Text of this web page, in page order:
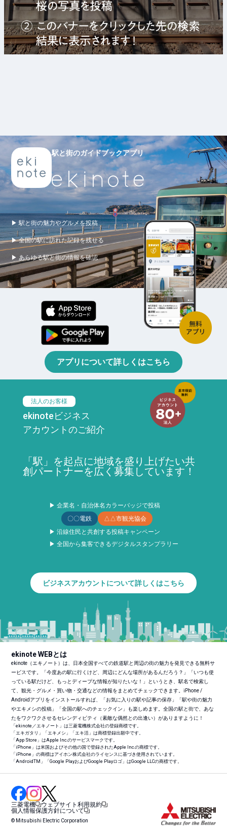
駅と街のガイドブックアプリ
▶ 駅と街の魅力やグルメを投稿
▶ 全国の駅に訪れた記録を残せる
▶ あらゆる駅と街の情報を確認
アプリについて詳しくはこちら
法人のお客様
ekinoteビジネス
アカウントのご紹介
「駅」を起点に地域を盛り上げたい共
創パートナーを広く募集しています！
▶ 企業名・自治体名カラーバッジで投稿
〇〇電鉄
△△市観光協会
▶ 沿線住民と共創する投稿キャンペーン
▶ 全国から集客できるデジタルスタンプラリー
ビジネスアカウントについて詳しくはこちら
ekinote WEBとは
ekinote（エキノート）は、日本全国すべての鉄道駅と周辺の街の魅力を発見できる無料サ
ービスです。「今度あの駅に行くけど、周辺にどんな場所があるんだろう？」「いつも使
っている駅だけど、もっとディープな情報が知りたいな！」というとき、駅名で検索し
て、観光・グルメ・買い物・交通などの情報をまとめてチェックできます。iPhone /
Androidアプリをインストールすれば、「お気に入りの駅や記事の保存」「駅や街の魅力
やエキメシの投稿」「全国の駅へのチェックイン」も楽しめます。全国の駅と街で、あな
たをワクワクさせるセレンディピティ（素敵な偶然との出逢い）がありますように！
「ekinote／エキノート」は三菱電機株式会社の登録商標です。
「エキガタリ」「エキメシ」「エキ活」は商標登録出願中です。
「App Store」はApple Inc.のサービスマークです。
「iPhone」は米国およびその他の国で登録されたApple Inc.の商標です。
「iPhone」の商標はアイホン株式会社のライセンスに基づき使用されています。
「AndroidTM 」「Google PlayおよびGoogle Playロゴ」はGoogle LLCの商標です。
三菱電機
ウェブサイト利用規約
個人情報保護方針について
© Mitsubishi Electric Corporation